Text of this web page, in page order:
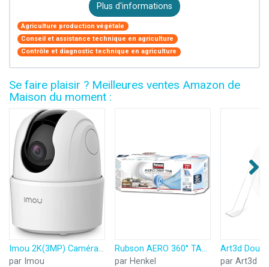
Plus d'informations
Agriculture production végétale
Conseil et assistance technique en agriculture
Contrôle et diagnostic technique en agriculture
Se faire plaisir ? Meilleures ventes Amazon de
Maison du moment :
Imou 2K(3MP) Caméra Surveillance WiFi Intérieure Caméra 360° Connectée Smartphone avec Détection Humaine AI Suivi Intelligent Sirène Audio Bidirectionnel Compatible Alexa pour Bébé/Animaux
par Imou
Rubson AERO 360° TAB, recharges en tabs neutres pour absorbeur d'humidité, ultra absorbantes et anti odeurs recharges pour déshumidificateurs AERO 360°, 6 x 450 g
par Henkel
par Art3d